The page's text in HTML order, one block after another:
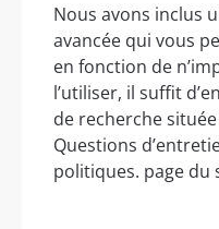
Nous avons inclus
avancée qui vous
en fonction de
l’utiliser, il suffit
de recherche
Questions
politiques. page du